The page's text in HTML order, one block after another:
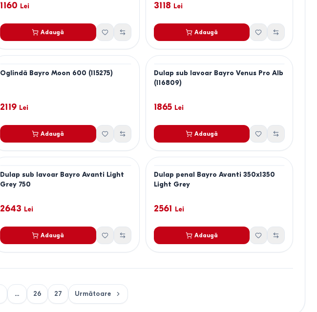
1160 Lei
Adaugă
3118 Lei
Adaugă
Oglindă Bayro Moon 600 (115275)
2119 Lei
Adaugă
Dulap sub lavoar Bayro Venus Pro Alb
(116809)
1865 Lei
Adaugă
Dulap sub lavoar Bayro Avanti Light
Grey 750
2643 Lei
Adaugă
Dulap penal Bayro Avanti 350x1350
Light Grey
2561 Lei
Adaugă
... 26 27 Următoare